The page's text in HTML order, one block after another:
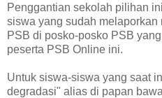
Penggantian sekolah pilihan
siswa yang sudah
PSB di posko-posko PSB
peserta PSB Online ini.
Untuk siswa-siswa yang saat
degradasi" alias di papan